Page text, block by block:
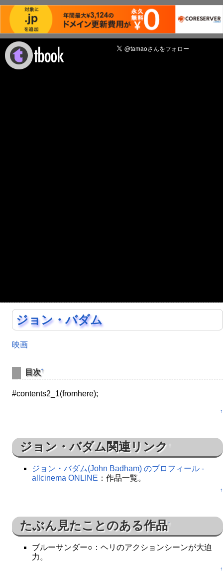
ジョン・バダム
映画
目次†
#contents2_1(fromhere);
↑
ジョン・バダム関連リンク †
ジョン・バダム(John Badham) のプロフィール -
allcinema ONLINE ：作品一覧。
↑
たぶん見たことのある作品†
ブルーサンダー○：ヘリのアクションシーンが大迫
力。
↑